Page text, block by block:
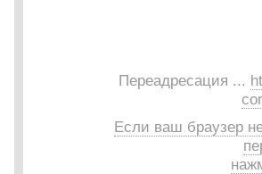
Переадресация ...
Если ваш браузер